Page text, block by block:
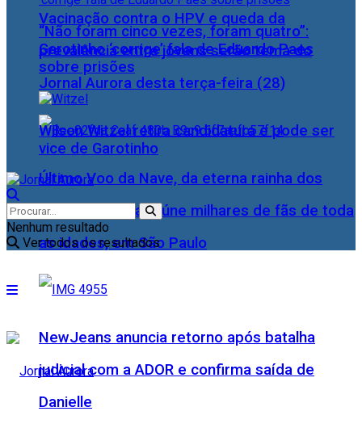
Vacinação contra o HPV e queda da
prevalência entre jovens serão tema do
Jornal Aurora desta terça-feira (28)
Último Voo da Nave, da eterna rainha dos
Baixinhos, Xuxa reúne milhares de fãs de toda
as idades, em São Paulo
NewJeans anuncia retorno após batalha
judicial com a ADOR e confirma saída de
Danielle
“Não foram cinco vezes, foram quatro”:
Garotinho ‘corrige’ fala de Eduardo Paes
sobre prisões
Wilson Witzel retira candidatura e pode ser
vice de Garotinho
Nenhum resultado
Ver todos os resultados